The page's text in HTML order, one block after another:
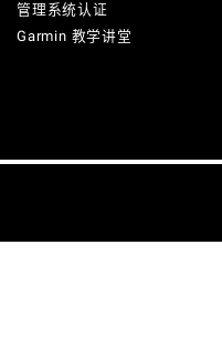
管理系统认证
Garmin 教学讲堂